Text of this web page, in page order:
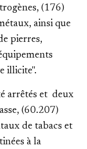
(176)
ainsi que
pierres,
illicite".
arrêtés et deux
(60.207)
de tabacs et
à la